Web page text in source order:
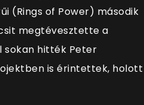
(Rings of Power) második
megtévesztette a
sokan hitték Peter
is érintettek, holott